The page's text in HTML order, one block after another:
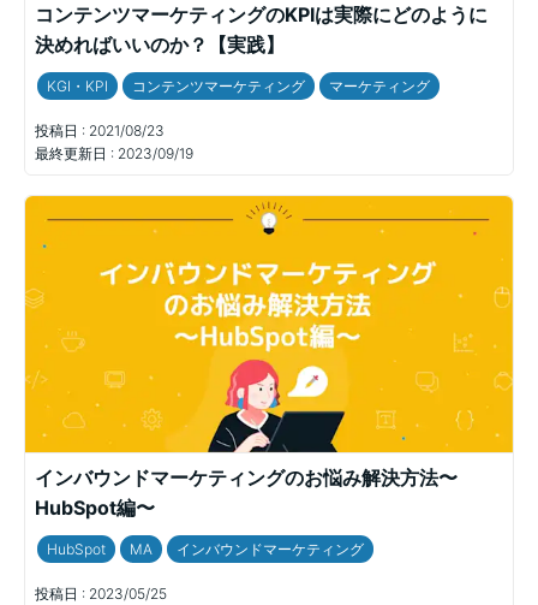
コンテンツマーケティングのKPIは実際にどのように
決めればいいのか？【実践】
KGI・KPI コンテンツマーケティング マーケティング
投稿日 : 2021/08/23
最終更新日 : 2023/09/19
インバウンドマーケティングのお悩み解決方法〜
HubSpot編〜
HubSpot MA インバウンドマーケティング
投稿日 : 2023/05/25